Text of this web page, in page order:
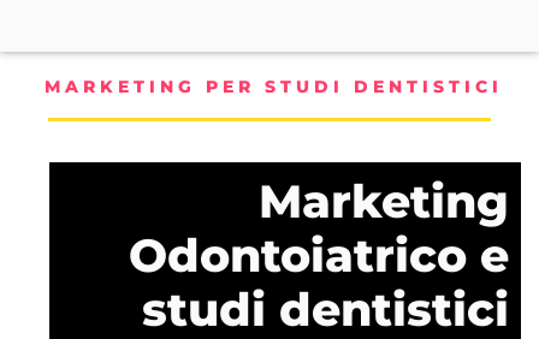
MARKETING PER STUDI DENTISTICI
Marketing
Odontoiatrico e
studi dentistici